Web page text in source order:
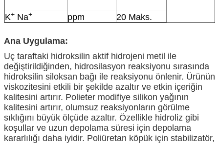
K+ Na+ ppm 20 Maks.
Ana Uygulama:
Uç taraftaki hidroksilin aktif hidrojeni metil ile
değiştirildiğinden, hidrosilasyon reaksiyonu sırasında
hidroksilin siloksan bağı ile reaksiyonu önlenir. Ürünün
viskozitesini etkili bir şekilde azaltır ve etkin içeriğin
kalitesini artırır. Polieter modifiye silikon yağının
kalitesini artırır, olumsuz reaksiyonların görülme
sıklığını büyük ölçüde azaltır. Özellikle hidroliz gibi
koşullar ve uzun depolama süresi için depolama
kararlılığı daha iyidir. Poliüretan köpük için stabilizatör,